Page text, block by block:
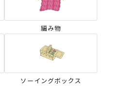
編み物
ソーイングボックス